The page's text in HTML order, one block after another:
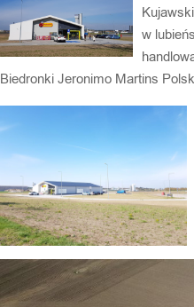
w
Biedronki Jeronimo Martins